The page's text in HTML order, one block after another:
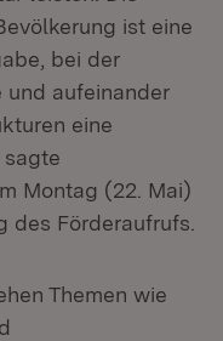
ist eine
bei der
und aufeinander
eine
sagte
Montag (22. Mai)
des Förderaufrufs.
Themen wie